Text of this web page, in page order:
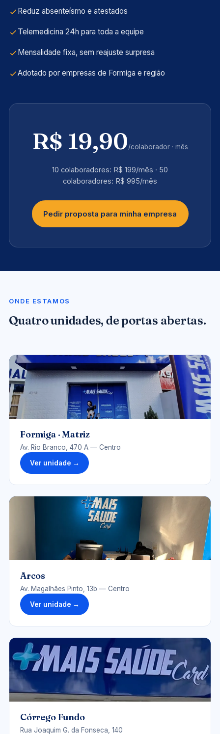
Reduz absenteísmo e atestados
Telemedicina 24h para toda a equipe
Mensalidade fixa, sem reajuste surpresa
Adotado por empresas de Formiga e região
R$ 19,90/colaborador · mês
10 colaboradores: R$ 199/mês · 50
colaboradores: R$ 995/mês
Pedir proposta para minha empresa
ONDE ESTAMOS
Quatro unidades, de portas abertas.
UNIDADE-FORMIGA.JPG
Formiga · Matriz
Av. Rio Branco, 470 A — Centro
Ver unidade →
UNIDADE-ARCOS.JPG
Arcos
Av. Magalhães Pinto, 13b — Centro
Ver unidade →
UNIDADE-CORREGO-FUNDO.JPG
Córrego Fundo
Rua Joaquim G. da Fonseca, 140